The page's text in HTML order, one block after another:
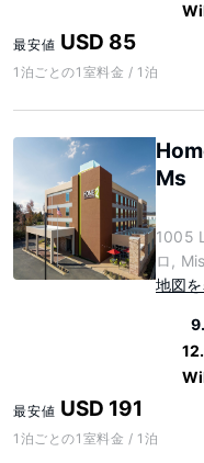
最安値 USD 85
1泊ごとの1室料金 / 1泊
Ms
1005
ロ,
地図
最安値 USD 191
1泊ごとの1室料金 / 1泊